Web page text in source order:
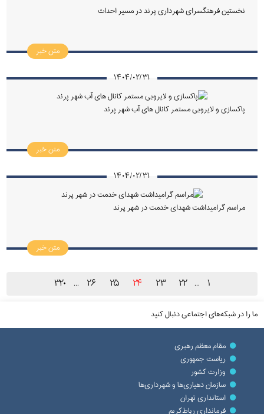
نخستین فرهنگسرای شهرداری پرند در مسیر احداث
متن خبر
۱۴۰۴/۰۲/۳۱
پاکسازی و لایروبی مستمر کانال های آب شهر پرند
متن خبر
۱۴۰۴/۰۲/۳۱
مراسم گرامیداشت شهدای خدمت در شهر پرند
متن خبر
۱ ... ۲۲ ۲۳ ۲۴ ۲۵ ۲۶ ... ۳۲۰
ما را در شبکه‌های اجتماعی دنبال کنید
مقام معظم رهبری
ریاست جمهوری
وزارت کشور
سازمان دهیاری‌ها و شهرداری‌ها
استانداری تهران
فرمانداری رباط‌کریم